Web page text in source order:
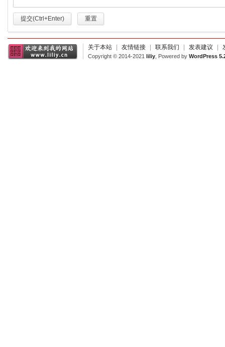
提交(Ctrl+Enter) 重置
关于本站 | 友情链接 | 联系我们 | 发表建议 |
Copyright © 2014-2021 liliy , Powered by WordPress